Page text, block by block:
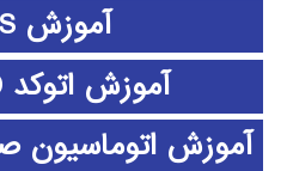
آموزش ArcGIS
آموزش اتوکد AUTOCAD